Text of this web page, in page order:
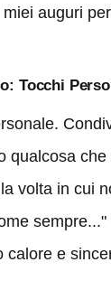
auguri
Tocchi
qualcosa
volta in cui
sempre..."
calore e